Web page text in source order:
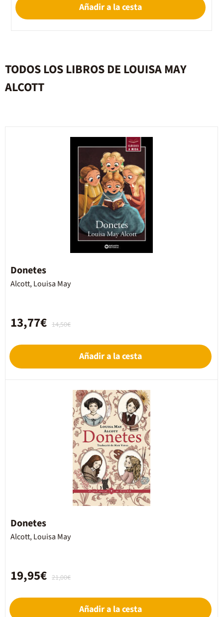
Añadir a la cesta
TODOS LOS LIBROS DE LOUISA MAY
ALCOTT
Donetes
Alcott, Louisa May
14,50€
13,77€
Añadir a la cesta
Donetes
Alcott, Louisa May
21,00€
19,95€
Añadir a la cesta